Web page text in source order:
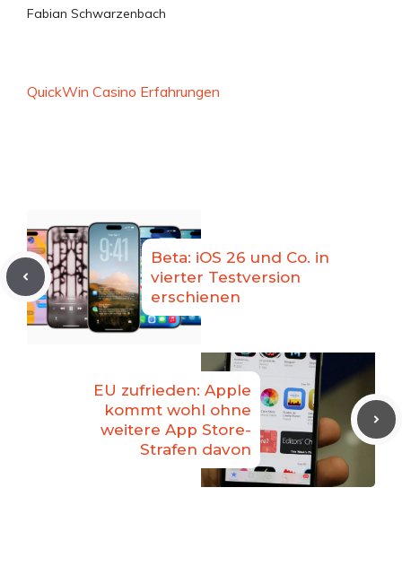
Fabian Schwarzenbach
QuickWin Casino Erfahrungen
Beta: iOS 26 und Co. in
vierter Testversion
erschienen
EU zufrieden: Apple
kommt wohl ohne
weitere App Store-
Strafen davon